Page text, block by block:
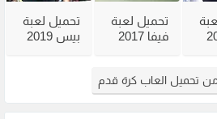
تحميل لعبة
فيفا 2017
من ميديا
فاير
تحميل لعبة
بيس 2019
من تحميل العاب كرة قدم